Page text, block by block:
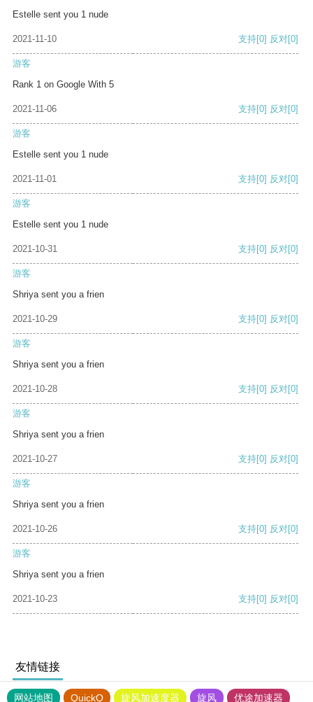
Estelle sent you 1 nude
2021-11-10 支持[0] 反对[0]
游客
Rank 1 on Google With 5
2021-11-06 支持[0] 反对[0]
游客
Estelle sent you 1 nude
2021-11-01 支持[0] 反对[0]
游客
Estelle sent you 1 nude
2021-10-31 支持[0] 反对[0]
游客
Shriya sent you a frien
2021-10-29 支持[0] 反对[0]
游客
Shriya sent you a frien
2021-10-28 支持[0] 反对[0]
游客
Shriya sent you a frien
2021-10-27 支持[0] 反对[0]
游客
Shriya sent you a frien
2021-10-26 支持[0] 反对[0]
游客
Shriya sent you a frien
2021-10-23 支持[0] 反对[0]
友情链接
网站地图 QuickQ 旋风加速度器 旋风 优途加速器